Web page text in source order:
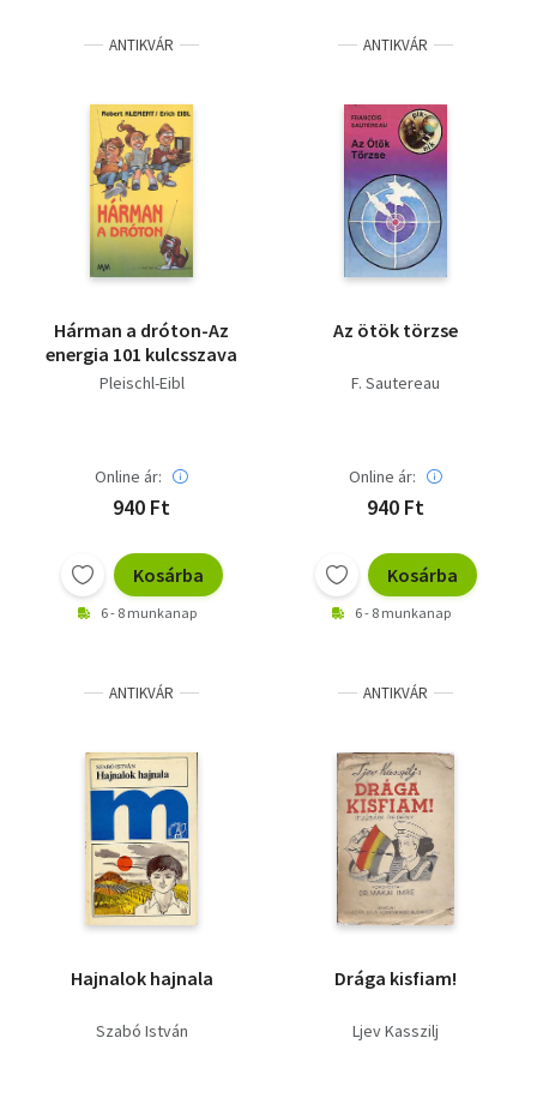
ANTIKVÁR
Hárman a dróton-Az
energia 101 kulcsszava
Pleischl-Eibl
Online ár:
940 Ft
Kosárba
6 - 8 munkanap
ANTIKVÁR
Az ötök törzse
F. Sautereau
Online ár:
940 Ft
Kosárba
6 - 8 munkanap
ANTIKVÁR
Hajnalok hajnala
Szabó István
ANTIKVÁR
Drága kisfiam!
Ljev Kasszilj